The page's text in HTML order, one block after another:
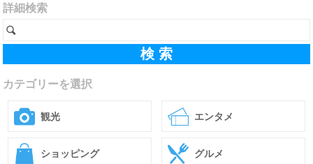
詳細検索
カテゴリーを選択
観光 エンタメ
ショッピング グルメ